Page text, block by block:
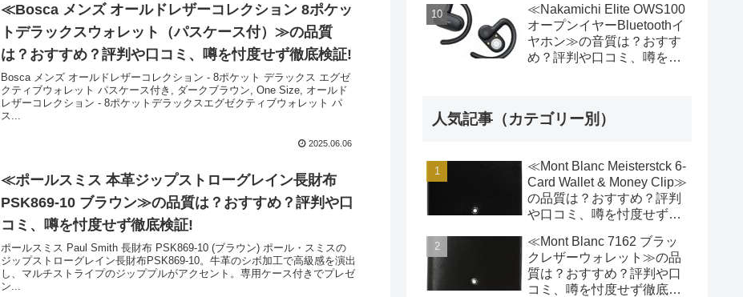
≪Bosca メンズ オールドレザーコレクション 8ポケッ
トデラックスウォレット（パスケース付）≫の品質
は？おすすめ？評判や口コミ、噂を忖度せず徹底検証!
Bosca メンズ オールドレザーコレクション - 8ポケット デラックス エグゼ
クティブウォレット パスケース付き, ダークブラウン, One Size, オールド
レザーコレクション - 8ポケットデラックスエグゼクティブウォレット パ
ス...
2025.06.06
≪ポールスミス 本革ジップストローグレイン長財布
PSK869-10 ブラウン≫の品質は？おすすめ？評判や口
コミ、噂を忖度せず徹底検証!
ポールスミス Paul Smith 長財布 PSK869-10 (ブラウン) ポール・スミスの
ジップストローグレイン長財布PSK869-10。牛革のシボ加工で高級感を演出
し、マルチストライプのジッププルがアクセント。専用ケース付きでプレゼ
ン...
≪Nakamichi Elite OWS100
オープンイヤーBluetoothイ
ヤホン≫の音質は？おすす
め？評判や口コミ、噂を忖
人気記事（カテゴリー別）
≪Mont Blanc Meisterstck 6-
Card Wallet & Money Clip≫
の品質は？おすすめ？評判
や口コミ、噂を忖度せず徹
≪Mont Blanc 7162 ブラッ
クレザーウォレット≫の品
質は？おすすめ？評判や口
コミ、噂を忖度せず徹底検